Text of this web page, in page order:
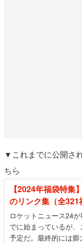
▼これまでに公開さ
ちら
【2024年福袋特
のリンク集（全321
ロケットニュース24
でに始まっているが
予定だ。最終的には